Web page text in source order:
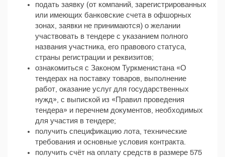
подать заявку (от компаний, зарегистрированных
или имеющих банковские счета в офшорных
зонах, заявки не принимаются) о желании
участвовать в тендере с указанием полного
названия участника, его правового статуса,
страны регистрации и реквизитов;
ознакомиться с Законом Туркменистана «О
тендерах на поставку товаров, выполнение
работ, оказание услуг для государственных
нужд», с выпиской из «Правил проведения
тендера» и перечнем документов, необходимых
для участия в тендере;
получить спецификацию лота, технические
требования и основные условия контракта.
получить счёт на оплату средств в размере 575